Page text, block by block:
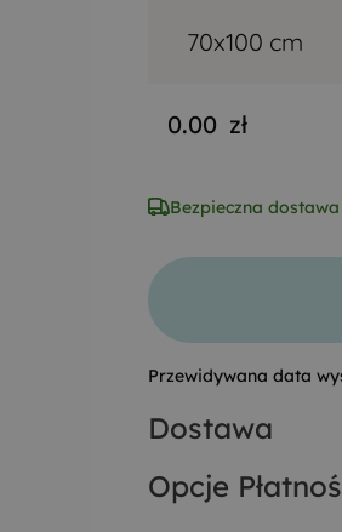
70x100 cm
0.00 zł
Bezpieczna dostawa
Przewidywana data
Dostawa
Opcje